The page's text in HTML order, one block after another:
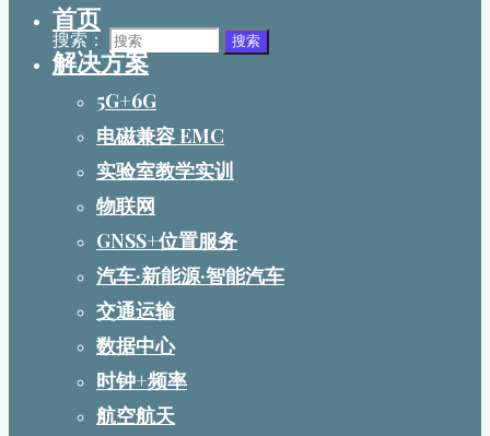
搜索： 搜索
首页
解决方案
5G+6G
电磁兼容 EMC
实验室教学实训
物联网
GNSS+位置服务
汽车·新能源·智能汽车
交通运输
数据中心
时钟+频率
航空航天